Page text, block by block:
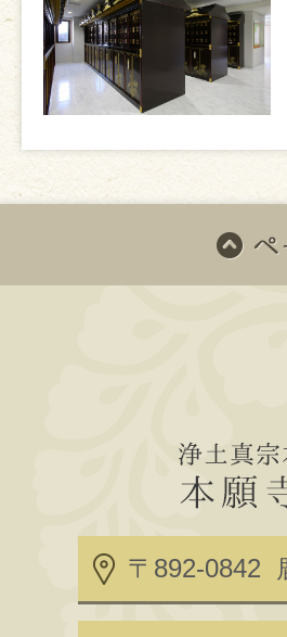
その後は鹿児島
フォーマンスと
グループ「アッ
スを披露してい
ご協力いただい
うございました
〒892-0842